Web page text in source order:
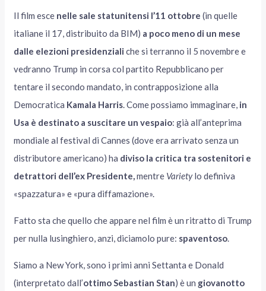
Il film esce nelle sale statunitensi l’11 ottobre (in quelle
italiane il 17, distribuito da BIM) a poco meno di un mese
dalle elezioni presidenziali che si terranno il 5 novembre e
vedranno Trump in corsa col partito Repubblicano per
tentare il secondo mandato, in contrapposizione alla
Democratica Kamala Harris. Come possiamo immaginare, in
Usa è destinato a suscitare un vespaio: già all’anteprima
mondiale al festival di Cannes (dove era arrivato senza un
distributore americano) ha diviso la critica tra sostenitori e
detrattori dell’ex Presidente,mentre Varietylo definiva
«spazzatura» e «pura diffamazione».
Fatto sta che quello che appare nel film è un ritratto di Trump
per nulla lusinghiero, anzi, diciamolo pure: spaventoso.
Siamo a New York, sono i primi anni Settanta e Donald
(interpretato dall’ottimoSebastian Stan) è un giovanotto